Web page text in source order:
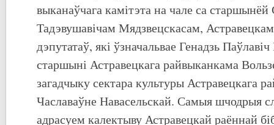
выканаўчага камітэта на чале са старшынёй
Тадэвушавічам Мядзвецскасам,
дэпутатаў, які ўзначальвае Генадзь
старшыні Астравецкага райвыканкама
загадчыку сектара культуры Астравецкага
Чаславаўне Навасельскай. Самыя шчодрыя
адрасуем калектыву Астравецкай раённай